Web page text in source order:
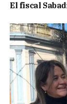
El fiscal